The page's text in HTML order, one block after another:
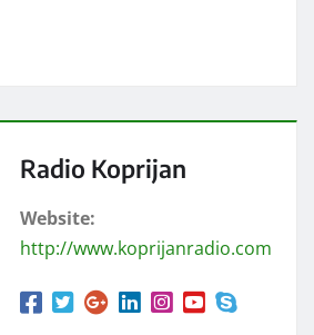
Radio Koprijan
Website:
http://www.koprijanradio.com